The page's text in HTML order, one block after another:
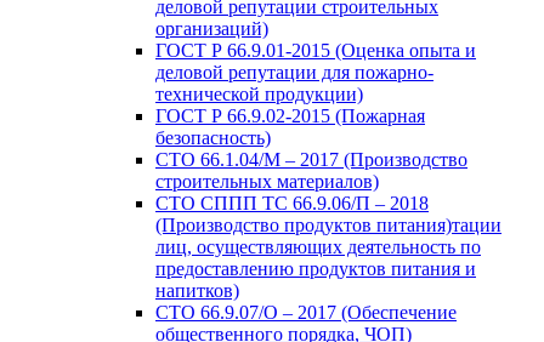
деловой репутации строительных
организаций)
ГОСТ Р 66.9.01-2015 (Оценка опыта и
деловой репутации для пожарно-
технической продукции)
ГОСТ Р 66.9.02-2015 (Пожарная
безопасность)
СТО 66.1.04/М – 2017 (Производство
строительных материалов)
СТО СППП ТС 66.9.06/П – 2018
(Производство продуктов питания)тации
лиц, осуществляющих деятельность по
предоставлению продуктов питания и
напитков)
СТО 66.9.07/О – 2017 (Обеспечение
общественного порядка, ЧОП)